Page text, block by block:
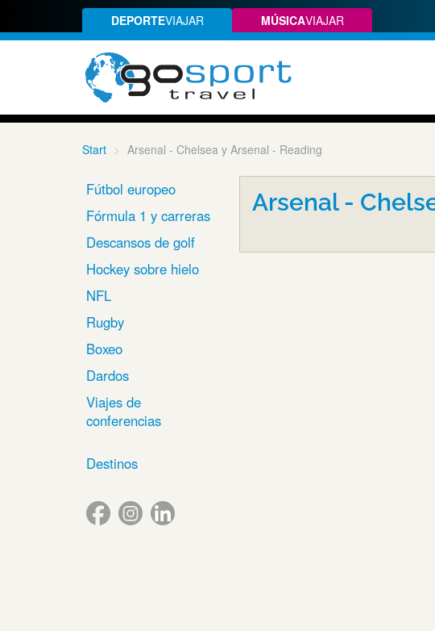
DEPORTEVIAJAR MÚSICAVIAJAR
Start Arsenal - Chelsea y Arsenal - Reading
Fútbol europeo
Fórmula 1 y carreras
Descansos de golf
Hockey sobre hielo
NFL
Rugby
Boxeo
Dardos
Viajes de
conferencias
Destinos
Arsenal -